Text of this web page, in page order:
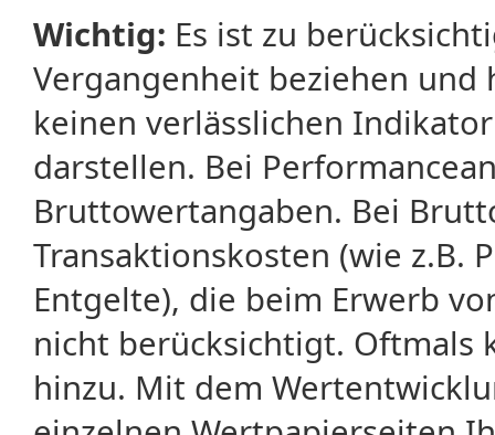
Wichtig: Es ist zu
Vergangenheit beziehen
keinen verlässlichen
darstellen. Bei
Bruttowertangaben. Bei
Transaktionskosten (wie z.B.
Entgelte), die beim Erwerb
nicht berücksichtigt. Oftmals
hinzu. Mit dem